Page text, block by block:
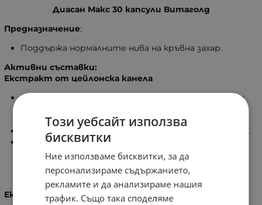
Диасан Макс 30 капсули Витаголд
Предназначение:
Поддържа нормалните нива на кръвна захар.
Активни съставки:
Екстракт от цейлонска канела
Съдържа флавоноиди, полифеноли, танини, които
тъканите и най-вече в мускулите.
Регулира стойностите на холестерола в кръвта.
Цейлонската канела се отличава с много ниското
съдържание на „кумарин“ за разлика от повечето
видове канела. Това вещество пречи на
нормалното кръвосъсирване.
Екстракт от гимнема
Този уебсайт използва
бисквитки
Ние използваме бисквитки, за да
персонализираме съдържанието,
рекламите и да анализираме нашия
трафик. Също така споделяме